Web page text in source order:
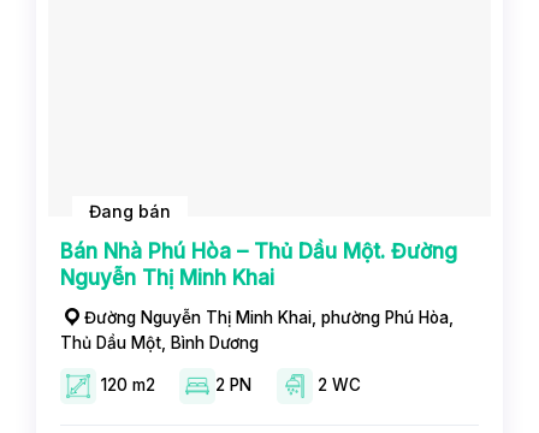
Đang bán
Bán Nhà Phú Hòa – Thủ Dầu Một. Đường
Nguyễn Thị Minh Khai
Đường Nguyễn Thị Minh Khai, phường Phú Hòa,
Thủ Dầu Một, Bình Dương
120 m2 2 PN 2 WC